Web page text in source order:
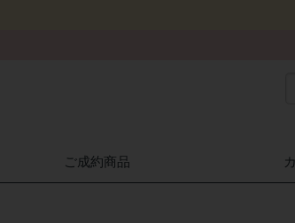
ご成約商品